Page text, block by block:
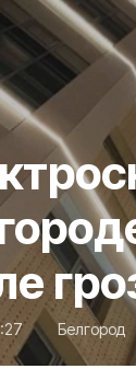
Белгород